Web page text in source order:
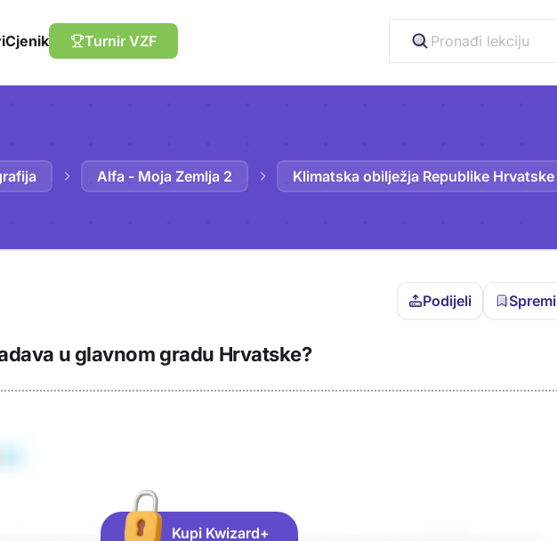
Cjenik Turnir VZF
Alfa - Moja Zemlja 2 Klimatska obilježja Republike Hrvatske
Podijeli Spremi
Trebaš biti prijavljen da bi pohranio
sadržaj u bilježnicu!
u glavnom gradu Hrvatske?
Kupi Kwizard+